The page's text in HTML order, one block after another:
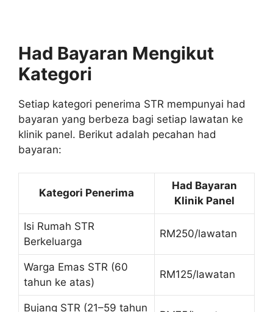
Had Bayaran Mengikut
Kategori
Setiap kategori penerima STR mempunyai had
bayaran yang berbeza bagi setiap lawatan ke
klinik panel. Berikut adalah pecahan had
bayaran:
Kategori Penerima
Had Bayaran
Klinik Panel
Isi Rumah STR
Berkeluarga
RM250/lawatan
Warga Emas STR (60
tahun ke atas)
RM125/lawatan
Bujang STR (21–59 tahun